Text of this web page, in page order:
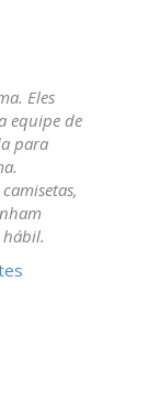
Eles
equipe de
para